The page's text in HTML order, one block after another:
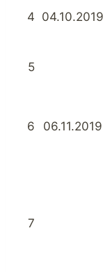
4 04.10.2019
5
6 06.11.2019
7